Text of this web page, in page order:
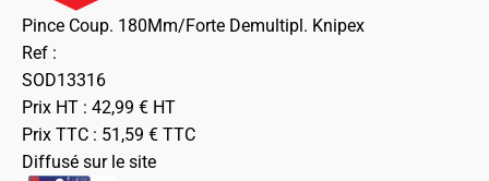
Pince Coup. 180Mm/Forte Demultipl. Knipex
Ref :
SOD13316
Prix HT : 42,99 € HT
Prix TTC : 51,59 € TTC
Diffusé sur le site